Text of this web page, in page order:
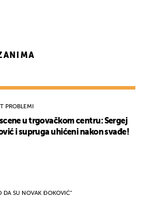
PROBLEMI
u trgovačkom centru: Sergej
i supruga uhićeni nakon svađe!
DA SU NOVAK ĐOKOVIĆ"